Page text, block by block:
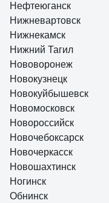
Нефтеюганск
Нижневартовск
Нижнекамск
Нижний Тагил
Нововоронеж
Новокузнецк
Новокуйбышевск
Новомосковск
Новороссийск
Новочебоксарск
Новочеркасск
Новошахтинск
Ногинск
Обнинск